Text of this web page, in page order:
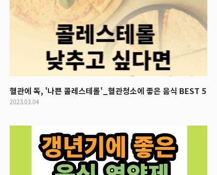
혈관에 독, '나쁜 콜레스테롤'_혈관청소에 좋은 음식 BEST 5
2023.03.04